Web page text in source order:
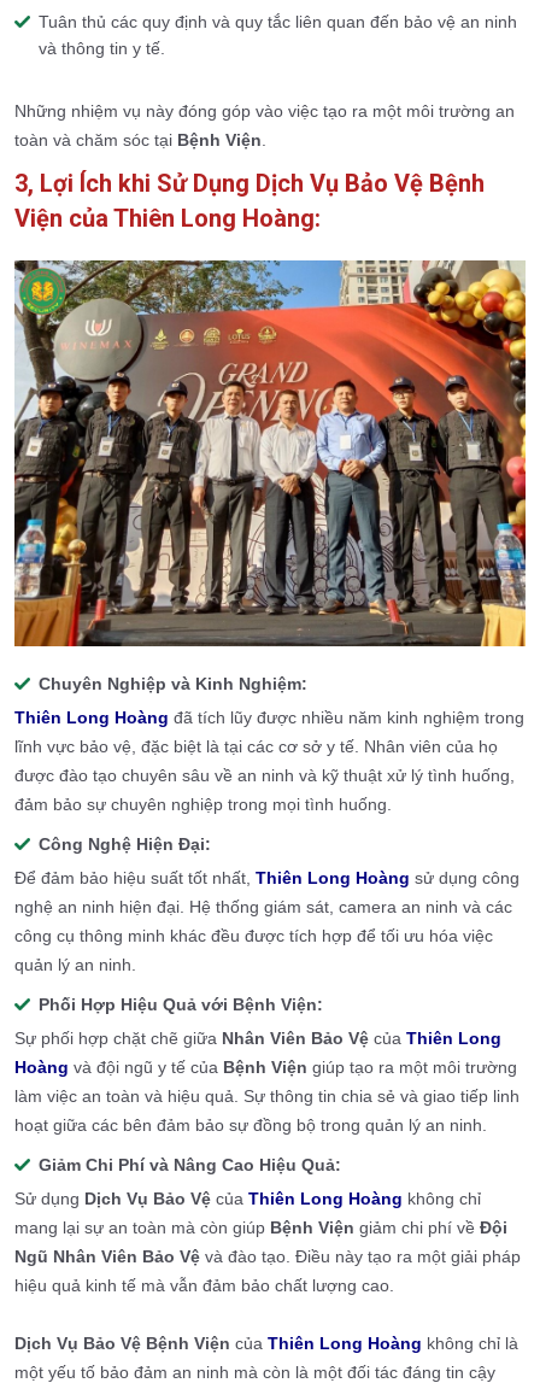
Tuân thủ các quy định và quy tắc liên quan đến bảo vệ an ninh
và thông tin y tế.
Những nhiệm vụ này đóng góp vào việc tạo ra một môi trường an
toàn và chăm sóc tại Bệnh Viện.
3, Lợi Ích khi Sử Dụng Dịch Vụ Bảo Vệ Bệnh
Viện của Thiên Long Hoàng:
Chuyên Nghiệp và Kinh Nghiệm:
Thiên Long Hoàng đã tích lũy được nhiều năm kinh nghiệm trong
lĩnh vực bảo vệ, đặc biệt là tại các cơ sở y tế. Nhân viên của họ
được đào tạo chuyên sâu về an ninh và kỹ thuật xử lý tình huống,
đảm bảo sự chuyên nghiệp trong mọi tình huống.
Công Nghệ Hiện Đại:
Để đảm bảo hiệu suất tốt nhất, Thiên Long Hoàng sử dụng công
nghệ an ninh hiện đại. Hệ thống giám sát, camera an ninh và các
công cụ thông minh khác đều được tích hợp để tối ưu hóa việc
quản lý an ninh.
Phối Hợp Hiệu Quả với Bệnh Viện:
Sự phối hợp chặt chẽ giữa Nhân Viên Bảo Vệ của Thiên Long
Hoàng và đội ngũ y tế của Bệnh Viện giúp tạo ra một môi trường
làm việc an toàn và hiệu quả. Sự thông tin chia sẻ và giao tiếp linh
hoạt giữa các bên đảm bảo sự đồng bộ trong quản lý an ninh.
Giảm Chi Phí và Nâng Cao Hiệu Quả:
Sử dụng Dịch Vụ Bảo Vệ của Thiên Long Hoàng không chỉ
mang lại sự an toàn mà còn giúp Bệnh Viện giảm chi phí về Đội
Ngũ Nhân Viên Bảo Vệ và đào tạo. Điều này tạo ra một giải pháp
hiệu quả kinh tế mà vẫn đảm bảo chất lượng cao.
Dịch Vụ Bảo Vệ Bệnh Viện của Thiên Long Hoàng không chỉ là
một yếu tố bảo đảm an ninh mà còn là một đối tác đáng tin cậy